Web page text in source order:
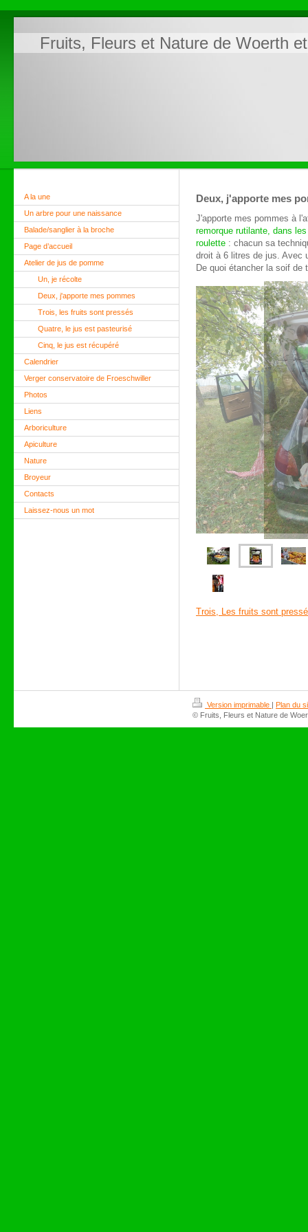
Fruits, Fleurs et Nature de Woerth
A la une
Un arbre pour une naissance
Balade/sanglier à la broche
Page d’accueil
Atelier de jus de pomme
Un, je récolte
Deux, j'apporte mes pommes
Trois, les fruits sont pressés
Quatre, le jus est pasteurisé
Cinq, le jus est récupéré
Calendrier
Verger conservatoire de Froeschwiller
Photos
Liens
Arboriculture
Apiculture
Nature
Broyeur
Contacts
Laissez-nous un mot
Deux, j'apporte mes
J'apporte mes pommes à
remorque rutilante, dans
roulette : chacun sa
droit à 6 litres de jus. Avec
De quoi étancher la soif de
Trois, Les fruits sont
Version imprimable | Plan du
© Fruits, Fleurs et Nature de